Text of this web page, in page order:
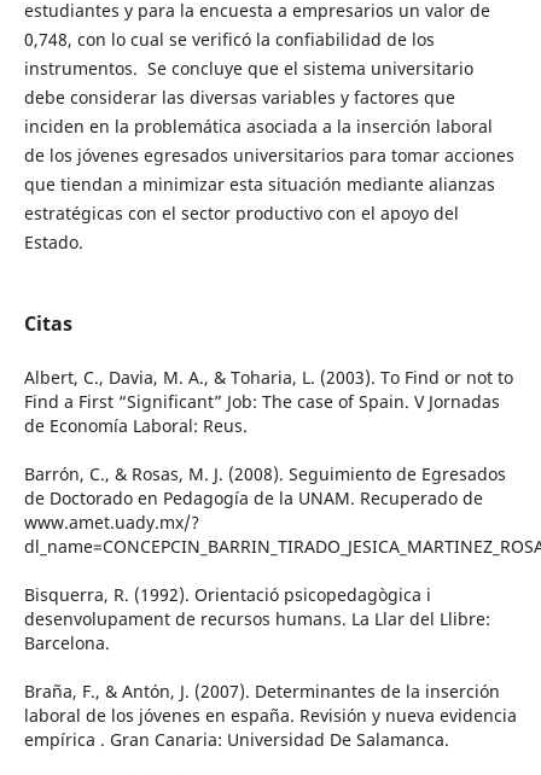
estudiantes y para la encuesta a empresarios un valor de
0,748, con lo cual se verificó la confiabilidad de los
instrumentos. Se concluye que el sistema universitario
debe considerar las diversas variables y factores que
inciden en la problemática asociada a la inserción laboral
de los jóvenes egresados universitarios para tomar acciones
que tiendan a minimizar esta situación mediante alianzas
estratégicas con el sector productivo con el apoyo del
Estado.
Citas
Albert, C., Davia, M. A., & Toharia, L. (2003). To Find or not to
Find a First “Significant” Job: The case of Spain. V Jornadas
de Economía Laboral: Reus.
Barrón, C., & Rosas, M. J. (2008). Seguimiento de Egresados
de Doctorado en Pedagogía de la UNAM. Recuperado de
www.amet.uady.mx/?
Bisquerra, R. (1992). Orientació psicopedagògica i
desenvolupament de recursos humans. La Llar del Llibre:
Barcelona.
Braña, F., & Antón, J. (2007). Determinantes de la inserción
laboral de los jóvenes en españa. Revisión y nueva evidencia
empírica . Gran Canaria: Universidad De Salamanca.